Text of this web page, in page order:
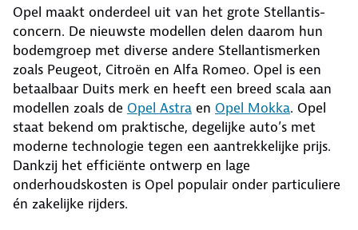
Opel maakt onderdeel uit van het grote Stellantis-
concern. De nieuwste modellen delen daarom hun
bodemgroep met diverse andere Stellantismerken
zoals Peugeot, Citroën en Alfa Romeo. Opel is een
betaalbaar Duits merk en heeft een breed scala aan
modellen zoals de Opel Astra en Opel Mokka. Opel
staat bekend om praktische, degelijke auto’s met
moderne technologie tegen een aantrekkelijke prijs.
Dankzij het efficiënte ontwerp en lage
onderhoudskosten is Opel populair onder particuliere
én zakelijke rijders.